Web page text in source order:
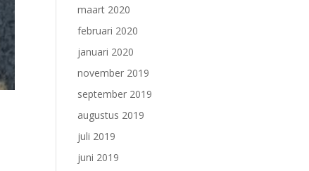
maart 2020
februari 2020
januari 2020
november 2019
september 2019
augustus 2019
juli 2019
juni 2019